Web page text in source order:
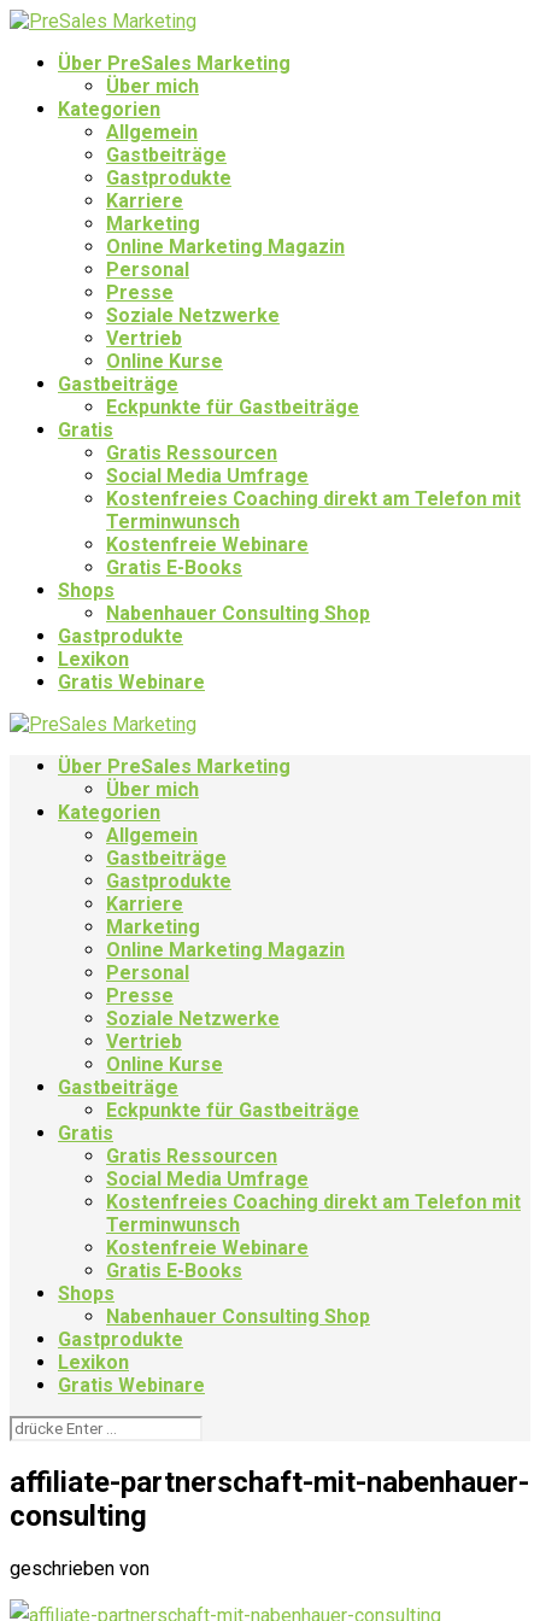
Über PreSales Marketing
Über mich
Kategorien
Allgemein
Gastbeiträge
Gastprodukte
Karriere
Marketing
Online Marketing Magazin
Personal
Presse
Soziale Netzwerke
Vertrieb
Online Kurse
Gastbeiträge
Eckpunkte für Gastbeiträge
Gratis
Gratis Ressourcen
Social Media Umfrage
Kostenfreies Coaching direkt am Telefon mit
Terminwunsch
Kostenfreie Webinare
Gratis E-Books
Shops
Nabenhauer Consulting Shop
Gastprodukte
Lexikon
Gratis Webinare
Über PreSales Marketing
Über mich
Kategorien
Allgemein
Gastbeiträge
Gastprodukte
Karriere
Marketing
Online Marketing Magazin
Personal
Presse
Soziale Netzwerke
Vertrieb
Online Kurse
Gastbeiträge
Eckpunkte für Gastbeiträge
Gratis
Gratis Ressourcen
Social Media Umfrage
Kostenfreies Coaching direkt am Telefon mit
Terminwunsch
Kostenfreie Webinare
Gratis E-Books
Shops
Nabenhauer Consulting Shop
Gastprodukte
Lexikon
Gratis Webinare
affiliate-partnerschaft-mit-nabenhauer-
consulting
geschrieben von